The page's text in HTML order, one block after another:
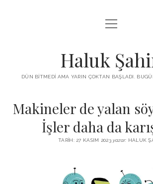
KUTUP YILDIZI
MENDIREK YAZILARI
ADA
İYI YAŞAM VE MUTLULUK
BABIALI’DE CINAYET
PROGRAMLAR
BIZ KIMIZ?
MED 532 SPRING ‘25
menüyü
aç
Haluk
DÜN BITMEDI AMA YARIN ÇOKTAN BAŞLADI.
Makineler de yalan
İşler daha da
TARIH: 27 KASIM 2023yazar: HALUK